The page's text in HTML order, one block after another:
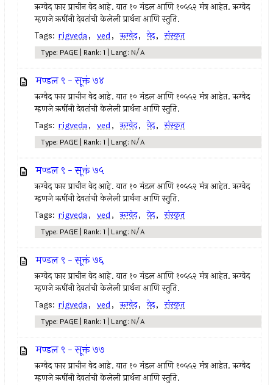
ऋग्वेद फार प्राचीन वेद आहे. यात १० मंडल आणि १०५५२ मंत्र आहेत. ऋग्वेद
म्हणजे ऋषींनी देवतांची केलेली प्रार्थना आणि स्तुति.
Tags: rigveda, ved, ऋग्वेद, वेद, संस्कृत
Type: PAGE | Rank: 1 | Lang: N/A
मण्डल ९ - सूक्तं ७४
ऋग्वेद फार प्राचीन वेद आहे. यात १० मंडल आणि १०५५२ मंत्र आहेत. ऋग्वेद
म्हणजे ऋषींनी देवतांची केलेली प्रार्थना आणि स्तुति.
Tags: rigveda, ved, ऋग्वेद, वेद, संस्कृत
Type: PAGE | Rank: 1 | Lang: N/A
मण्डल ९ - सूक्तं ७५
ऋग्वेद फार प्राचीन वेद आहे. यात १० मंडल आणि १०५५२ मंत्र आहेत. ऋग्वेद
म्हणजे ऋषींनी देवतांची केलेली प्रार्थना आणि स्तुति.
Tags: rigveda, ved, ऋग्वेद, वेद, संस्कृत
Type: PAGE | Rank: 1 | Lang: N/A
मण्डल ९ - सूक्तं ७६
ऋग्वेद फार प्राचीन वेद आहे. यात १० मंडल आणि १०५५२ मंत्र आहेत. ऋग्वेद
म्हणजे ऋषींनी देवतांची केलेली प्रार्थना आणि स्तुति.
Tags: rigveda, ved, ऋग्वेद, वेद, संस्कृत
Type: PAGE | Rank: 1 | Lang: N/A
मण्डल ९ - सूक्तं ७७
ऋग्वेद फार प्राचीन वेद आहे. यात १० मंडल आणि १०५५२ मंत्र आहेत. ऋग्वेद
म्हणजे ऋषींनी देवतांची केलेली प्रार्थना आणि स्तुति.